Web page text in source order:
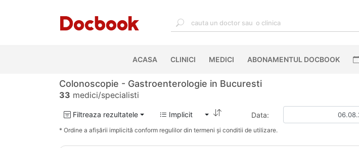
ACASA(CURRENT)
CLINICI MEDICI ABONAMENTUL DOCBOOK
Colonoscopie - Gastroenterologie in Bucuresti
33 medici/specialisti
Filtreaza rezultatele Implicit Data:
* Ordine a afișării implicită conform regulilor din termeni și conditii de utilizare.